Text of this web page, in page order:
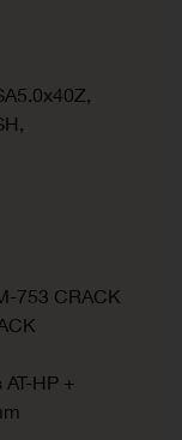
753 CRACK
AT-HP +